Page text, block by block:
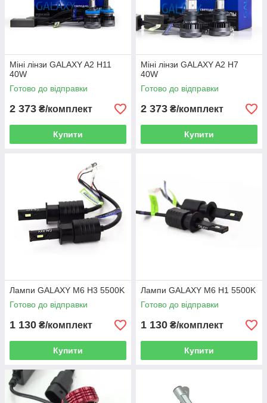
Міні лінзи GALAXY A2 H11
40W
Готово до відправки
2 373 ₴/комплект
Купити
Міні лінзи GALAXY A2 H7
40W
Готово до відправки
2 373 ₴/комплект
Купити
Лампи GALAXY M6 H3 5500K
Готово до відправки
1 130 ₴/комплект
Купити
Лампи GALAXY M6 H1 5500K
Готово до відправки
1 130 ₴/комплект
Купити